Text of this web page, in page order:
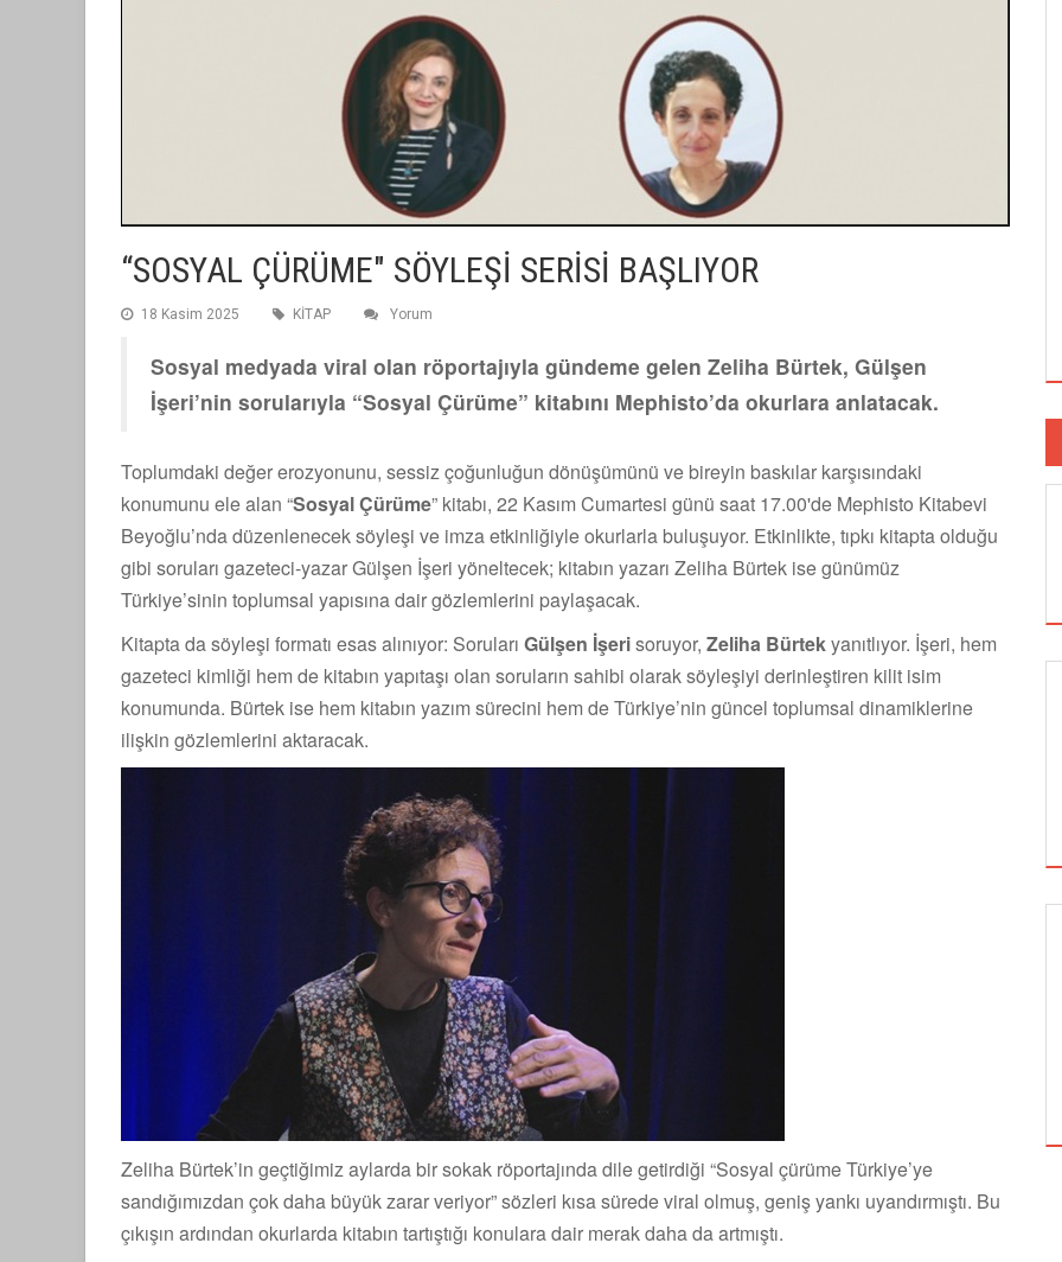
“SOSYAL ÇÜRÜME" SÖYLEŞİ SERİSİ BAŞLIYOR
18 Kasim 2025 KİTAP Yorum
Sosyal medyada viral olan röportajıyla gündeme gelen Zeliha Bürtek, Gülşen
İşeri’nin sorularıyla “Sosyal Çürüme” kitabını Mephisto’da okurlara anlatacak.
Toplumdaki değer erozyonunu, sessiz çoğunluğun dönüşümünü ve bireyin baskılar karşısındaki
konumunu ele alan “Sosyal Çürüme” kitabı, 22 Kasım Cumartesi günü saat 17.00'de Mephisto Kitabevi
Beyoğlu’nda düzenlenecek söyleşi ve imza etkinliğiyle okurlarla buluşuyor. Etkinlikte, tıpkı kitapta olduğu
gibi soruları gazeteci-yazar Gülşen İşeri yöneltecek; kitabın yazarı Zeliha Bürtek ise günümüz
Türkiye’sinin toplumsal yapısına dair gözlemlerini paylaşacak.
Kitapta da söyleşi formatı esas alınıyor: Soruları Gülşen İşerisoruyor, Zeliha Bürtekyanıtlıyor. İşeri, hem
gazeteci kimliği hem de kitabın yapıtaşı olan soruların sahibi olarak söyleşiyi derinleştiren kilit isim
konumunda. Bürtek ise hem kitabın yazım sürecini hem de Türkiye’nin güncel toplumsal dinamiklerine
ilişkin gözlemlerini aktaracak.
Zeliha Bürtek’in geçtiğimiz aylarda bir sokak röportajında dile getirdiği “Sosyal çürüme Türkiye’ye
sandığımızdan çok daha büyük zarar veriyor” sözleri kısa sürede viral olmuş, geniş yankı uyandırmıştı. Bu
çıkışın ardından okurlarda kitabın tartıştığı konulara dair merak daha da artmıştı.